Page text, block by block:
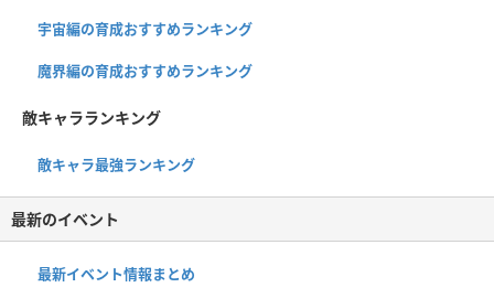
宇宙編の育成おすすめランキング
魔界編の育成おすすめランキング
敵キャラランキング
敵キャラ最強ランキング
最新のイベント
最新イベント情報まとめ